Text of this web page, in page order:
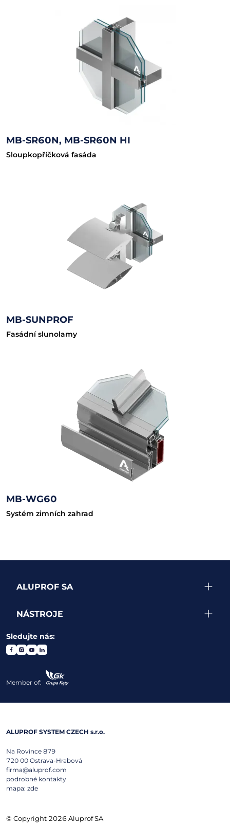
MB-SR60N, MB-SR60N HI
Sloupkopříčková fasáda
MB-SUNPROF
Fasádní slunolamy
MB-WG60
Systém zimních zahrad
ALUPROF SA
NÁSTROJE
Sledujte nás:
Member of:
ALUPROF SYSTEM CZECH s.r.o.
Na Rovince 879
720 00 Ostrava-Hrabová
firma@aluprof.com
podrobné kontakty
mapa: zde
© Copyright 2026 Aluprof SA